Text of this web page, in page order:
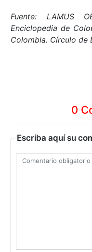
Fuente: LAMUS
Enciclopedia de
Colombia. Círculo de
0
Escriba aquí su